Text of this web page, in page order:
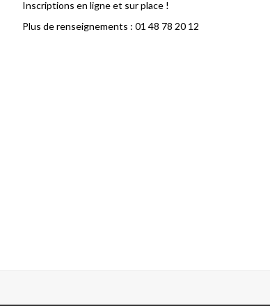
Inscriptions en ligne et sur place !
Plus de renseignements : 01 48 78 20 12